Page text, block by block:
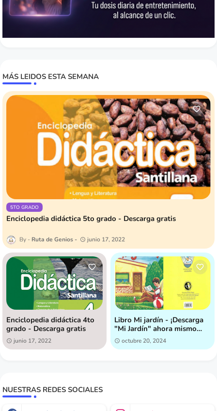
MÁS LEIDOS ESTA SEMANA
5TO GRADO
Enciclopedia didáctica 5to grado - Descarga gratis
Ruta de Genios junio 17, 2022
Enciclopedia didáctica 4to
grado - Descarga gratis
junio 17, 2022
Libro Mi jardín - ¡Descarga
"Mi Jardín" ahora mismo
[GRATIS]!
octubre 20, 2024
NUESTRAS REDES SOCIALES